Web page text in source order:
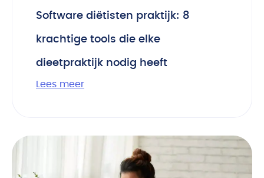
Software diëtisten praktijk: 8
krachtige tools die elke
dieetpraktijk nodig heeft
Lees meer